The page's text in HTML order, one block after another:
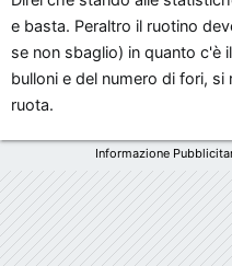
e basta. Peraltro il ruotino
se non sbaglio) in quanto c'è
bulloni e del numero di fori,
ruota.
Informazione